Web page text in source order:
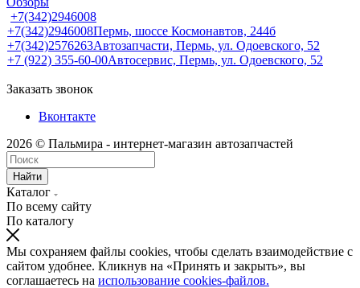
+7(342)2946008
+7(342)2946008Пермь, шоссе Космонавтов, 244б
+7(342)2576263Автозапчасти, Пермь, ул. Одоевского, 52
+7 (922) 355-60-00Автосервис, Пермь, ул. Одоевского, 52
Заказать звонок
Вконтакте
2026 © Пальмира - интернет-магазин автозапчастей
Найти
Каталог
По всему сайту
По каталогу
Мы сохраняем файлы cookies, чтобы сделать взаимодействие с
сайтом удобнее. Кликнув на «Принять и закрыть», вы
соглашаетесь на использование cookies-файлов.